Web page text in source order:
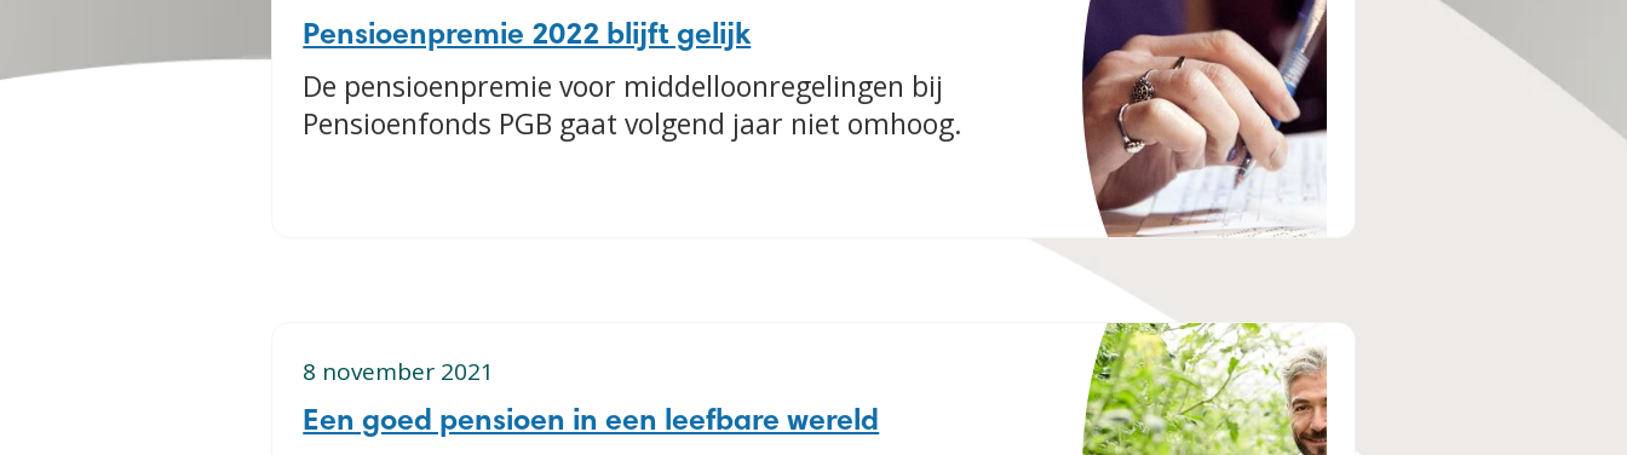
Pensioenpremie 2022 blijft gelijk
De pensioenpremie voor middelloonregelingen bij
Pensioenfonds PGB gaat volgend jaar niet omhoog.
8 november 2021
Een goed pensioen in een leefbare wereld